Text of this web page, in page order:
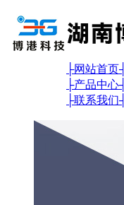
├网站首页┤
├产品中心┤
├联系我们┤